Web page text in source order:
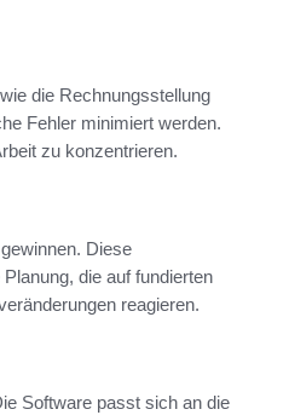
die Rechnungsstellung
Fehler minimiert werden.
zu konzentrieren.
Diese
die auf fundierten
reagieren.
Software passt sich an die